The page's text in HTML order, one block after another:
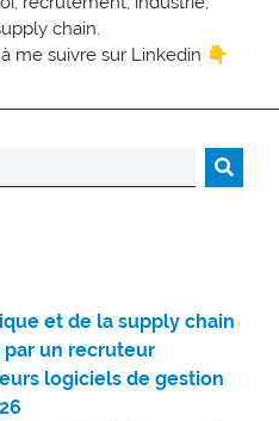
chain.
me suivre sur Linkedin 👇
et de la supply chain
un recruteur
logiciels de gestion